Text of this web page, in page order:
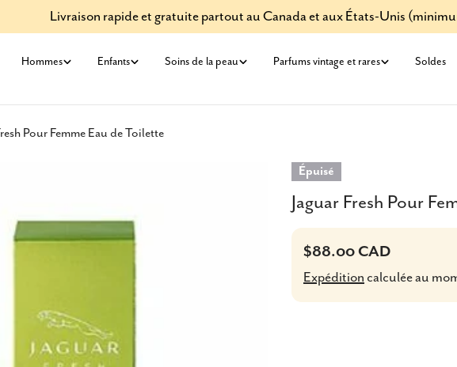
Livraison rapide et gratuite partout au Canada et aux États-Unis
Hommes Enfants Soins de la peau Parfums vintage et rares Soldes
Pour Femme Eau de Toilette
Épuisé
Jaguar Fresh Pour
Prix
habituel
$88.00 CAD
Expédition calculée au